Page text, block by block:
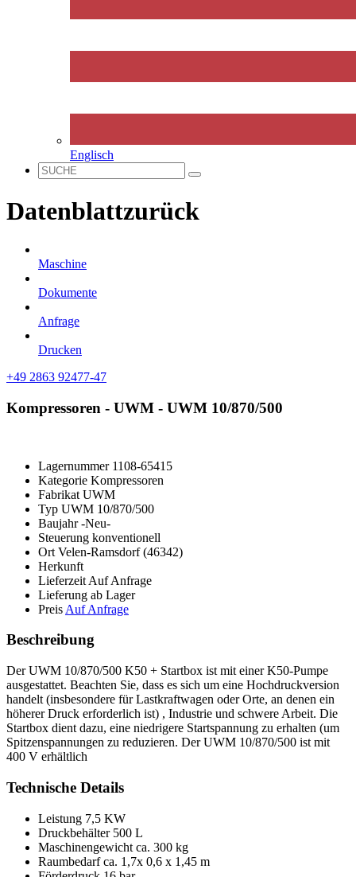
Englisch
Datenblattzurück
Maschine
Dokumente
Anfrage
Drucken
+49 2863 92477-47
Kompressoren - UWM - UWM 10/870/500
Lagernummer 1108-65415
Kategorie Kompressoren
Fabrikat UWM
Typ UWM 10/870/500
Baujahr-Neu-
Steuerung konventionell
Ort Velen-Ramsdorf (46342)
Herkunft
Lieferzeit Auf Anfrage
Lieferung ab Lager
Preis Auf Anfrage
Beschreibung
Der UWM 10/870/500 K50 + Startbox ist mit einer K50-Pumpe
ausgestattet. Beachten Sie, dass es sich um eine Hochdruckversion
handelt (insbesondere für Lastkraftwagen oder Orte, an denen ein
höherer Druck erforderlich ist) , Industrie und schwere Arbeit. Die
Startbox dient dazu, eine niedrigere Startspannung zu erhalten (um
Spitzenspannungen zu reduzieren. Der UWM 10/870/500 ist mit
400 V erhältlich
Technische Details
Leistung 7,5 KW
Druckbehälter 500 L
Maschinengewicht ca. 300 kg
Raumbedarf ca. 1,7x 0,6 x 1,45 m